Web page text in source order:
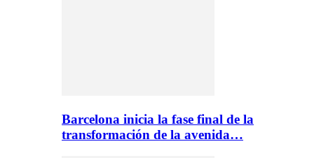
Barcelona inicia la fase final de la
transformación de la avenida…